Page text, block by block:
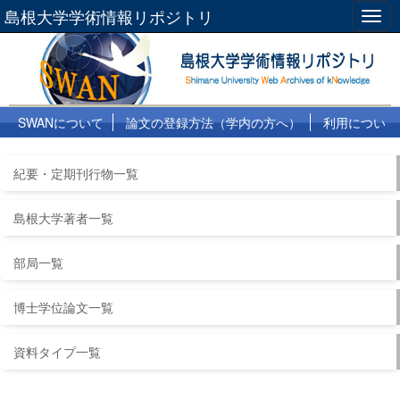
島根大学学術情報リポジトリ
SWANについて 論文の登録方法（学内の方へ）
利用につい
紀要・定期刊行物一覧
島根大学著者一覧
部局一覧
博士学位論文一覧
資料タイプ一覧